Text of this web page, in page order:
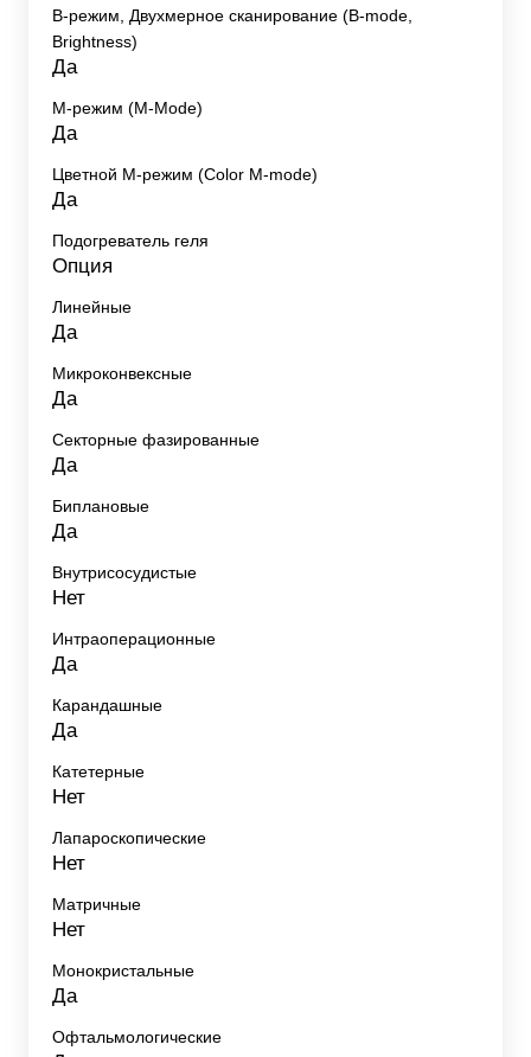
B-режим, Двухмерное сканирование (B-mode,
Brightness)
Да
M-режим (M-Mode)
Да
Цветной M-режим (Color M-mode)
Да
Подогреватель геля
Опция
Линейные
Да
Микроконвексные
Да
Секторные фазированные
Да
Биплановые
Да
Внутрисосудистые
Нет
Интраоперационные
Да
Карандашные
Да
Катетерные
Нет
Лапароскопические
Нет
Матричные
Нет
Монокристальные
Да
Офтальмологические